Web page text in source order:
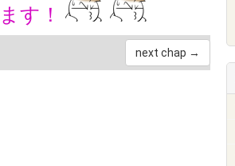
す！
next chap →